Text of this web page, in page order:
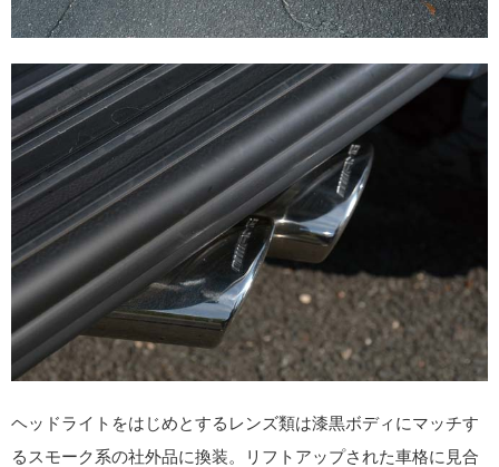
ヘッドライトをはじめとするレンズ類は漆黒ボディにマッチす
るスモーク系の社外品に換装。リフトアップされた車格に見合